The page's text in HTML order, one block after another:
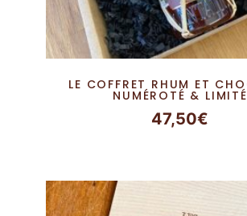
LE COFFRET RHUM ET
NUMÉROTÉ & LIMITÉ
47,50€